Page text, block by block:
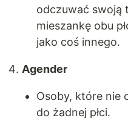
odczuwać swoją
mieszankę obu
jako coś innego.
Agender
Osoby, które nie
do żadnej płci.